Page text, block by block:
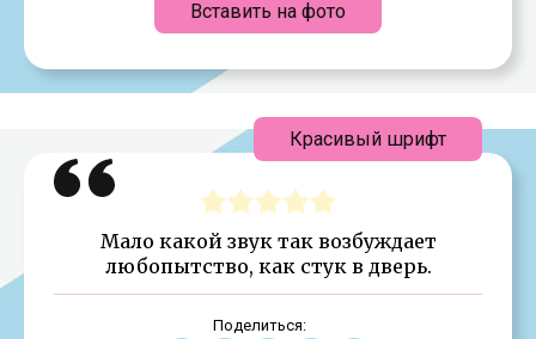
Вставить на фото
Мало какой звук так возбуждает
любопытство, как стук в дверь.
Поделиться:
Красивый шрифт